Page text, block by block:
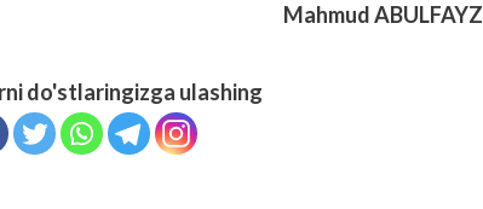
Mahmud ABULFAYZ
do'stlaringizga ulashing